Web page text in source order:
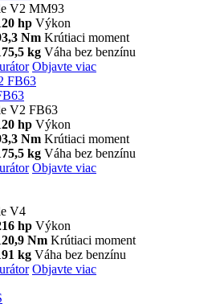
V2 MM93
hp Výkon
Nm Krútiaci moment
kg Váha bez benzínu
Objavte viac
FB63
V2 FB63
hp Výkon
Nm Krútiaci moment
kg Váha bez benzínu
Objavte viac
V4
hp Výkon
Nm Krútiaci moment
kg Váha bez benzínu
Objavte viac